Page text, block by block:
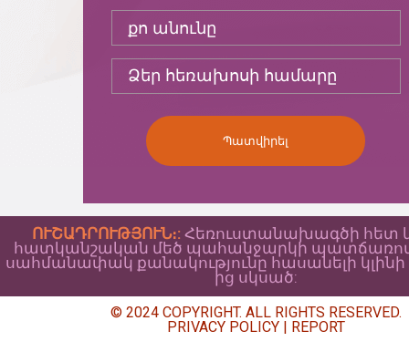
Պատվիրել
ՈՒՇԱԴՐՈՒԹՅՈՒՆ։: Հեռուստանախագծի հետ
հատկանշական մեծ պահանջարկի պատճառով՝
սահմանափակ քանակությունը հասանելի կլինի
ից սկսած:
© 2024 COPYRIGHT. ALL RIGHTS RESERVED.
PRIVACY POLICY
REPORT